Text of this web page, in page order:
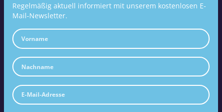
Regelmäßig aktuell informiert mit unserem kostenlosen E-
Mail-Newsletter.